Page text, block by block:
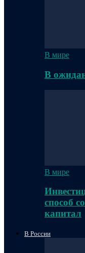
В мире
В
В мире
способ
капитал
В России